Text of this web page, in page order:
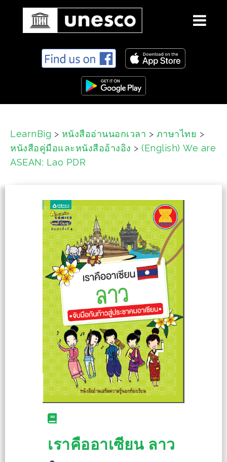
n
LearnBig > หนังสืออ่านนอกเวลา > ภาษาไทย >
หนังสือคู่มือและหนังสืออ้างอิง > (English) We are
ASEAN: Lao PDR
เราคืออาเซียน ลาว